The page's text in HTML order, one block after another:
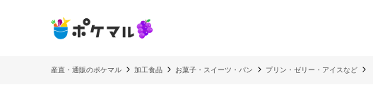
産直・通販のポケマル 加工食品 お菓子・スイーツ・パン プリン・ゼリー・アイスなど